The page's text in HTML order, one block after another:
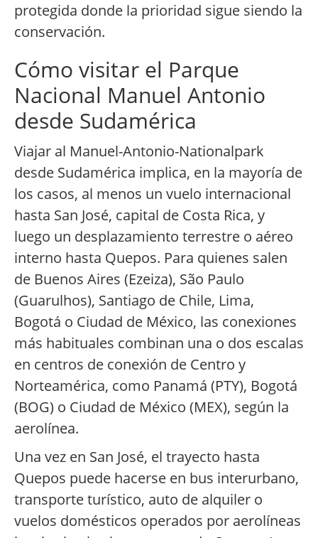
protegida donde la prioridad sigue siendo la
conservación.
Cómo visitar el Parque
Nacional Manuel Antonio
desde Sudamérica
Viajar al Manuel-Antonio-Nationalpark
desde Sudamérica implica, en la mayoría de
los casos, al menos un vuelo internacional
hasta San José, capital de Costa Rica, y
luego un desplazamiento terrestre o aéreo
interno hasta Quepos. Para quienes salen
de Buenos Aires (Ezeiza), São Paulo
(Guarulhos), Santiago de Chile, Lima,
Bogotá o Ciudad de México, las conexiones
más habituales combinan una o dos escalas
en centros de conexión de Centro y
Norteamérica, como Panamá (PTY), Bogotá
(BOG) o Ciudad de México (MEX), según la
aerolínea.
Una vez en San José, el trayecto hasta
Quepos puede hacerse en bus interurbano,
transporte turístico, auto de alquiler o
vuelos domésticos operados por aerolíneas